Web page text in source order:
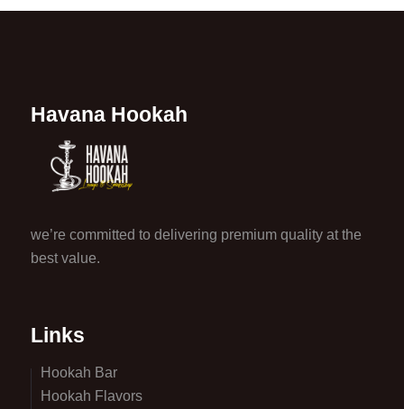
Havana Hookah
we’re committed to delivering premium quality at the
best value.
Links
Hookah Bar
Hookah Flavors